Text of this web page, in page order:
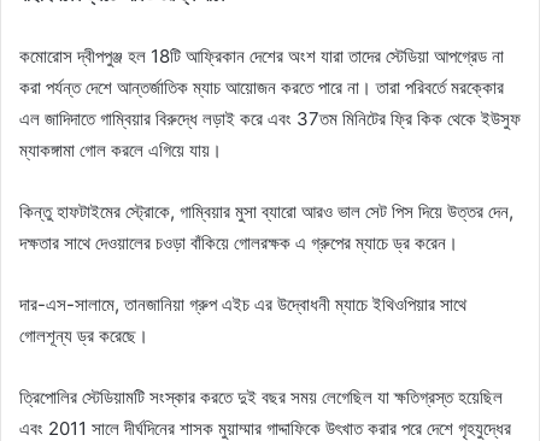
কমোরোস দ্বীপপুঞ্জ হল 18টি আফ্রিকান দেশের অংশ যারা তাদের স্টেডিয়া আপগ্রেড না
করা পর্যন্ত দেশে আন্তর্জাতিক ম্যাচ আয়োজন করতে পারে না। তারা পরিবর্তে মরক্কোর
এল জাদিদাতে গাম্বিয়ার বিরুদ্ধে লড়াই করে এবং 37তম মিনিটের ফ্রি কিক থেকে ইউসুফ
ম্যাকঙ্গামা গোল করলে এগিয়ে যায়।
কিন্তু হাফটাইমের স্ট্রোকে, গাম্বিয়ার মুসা ব্যারো আরও ভাল সেট পিস দিয়ে উত্তর দেন,
দক্ষতার সাথে দেওয়ালের চওড়া বাঁকিয়ে গোলরক্ষক এ গ্রুপের ম্যাচে ড্র করেন।
দার-এস-সালামে, তানজানিয়া গ্রুপ এইচ এর উদ্বোধনী ম্যাচে ইথিওপিয়ার সাথে
গোলশূন্য ড্র করেছে।
ত্রিপোলির স্টেডিয়ামটি সংস্কার করতে দুই বছর সময় লেগেছিল যা ক্ষতিগ্রস্ত হয়েছিল
এবং 2011 সালে দীর্ঘদিনের শাসক মুয়াম্মার গাদ্দাফিকে উৎখাত করার পরে দেশে গৃহযুদ্ধের